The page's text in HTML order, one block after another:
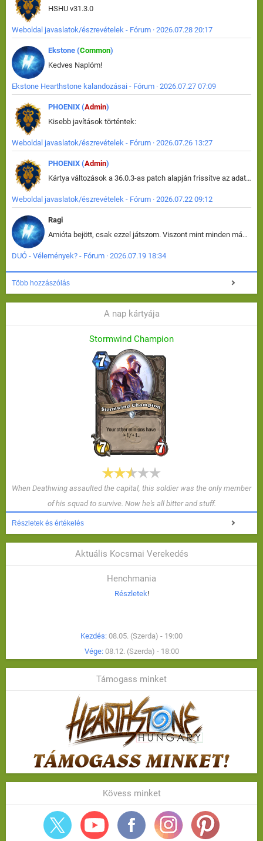
HSHU v31.3.0
Weboldal javaslatok/észrevételek - Fórum · 2026.07.28 20:17
Ekstone (Common)
Kedves Naplóm!
Ekstone Hearthstone kalandozásai - Fórum · 2026.07.27 07:09
PHOENIX (Admin)
Kisebb javítások történtek:
Weboldal javaslatok/észrevételek - Fórum · 2026.07.26 13:27
PHOENIX (Admin)
Kártya változások a 36.0.3-as patch alapján frissítve az adatbázisban (képek is cserélve).
Weboldal javaslatok/észrevételek - Fórum · 2026.07.22 09:12
Ragi
Amióta bejött, csak ezzel játszom. Viszont mint minden más - akár az alapjáték is, ez is baromira összetett lett. Néha már pár kör után is esélytelen az egész. Vagy irreállisan túltápol valaki, vagy lelép a partner, vagy csak hülye mint a segg. És amikor eljönne az én időm, na akkor jön el mindenki másé is. Engem jobban érdekelne, hogy ki milyen ratingen szokott játszani. Na ez lenne egy érdekes adat.
DUÓ - Vélemények? - Fórum · 2026.07.19 18:34
Több hozzászólás
A nap kártyája
Stormwind Champion
When Deathwing assaulted the capital, this soldier was the only member
of his squad to survive. Now he's all bitter and stuff.
Részletek és értékelés
Aktuális Kocsmai Verekedés
Henchmania
Részletek!
Kezdés: 08.05. (Szerda) - 19:00
Vége: 08.12. (Szerda) - 18:00
Támogass minket
Kövess minket